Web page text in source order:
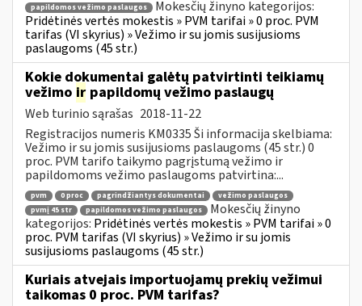
papildomos vežimo paslaugos
Mokesčių žinyno kategorijos:
Pridėtinės vertės mokestis » PVM tarifai » 0 proc. PVM
tarifas (VI skyrius) » Vežimo ir su jomis susijusioms
paslaugoms (45 str.)
Kokie dokumentai galėtų patvirtinti teikiamų
vežimo ir papildomų vežimo paslaugų
Web turinio sąrašas 2018-11-22
Registracijos numeris KM0335 Ši informacija skelbiama:
Vežimo ir su jomis susijusioms paslaugoms (45 str.) 0
proc. PVM tarifo taikymo pagrįstumą vežimo ir
papildomoms vežimo paslaugoms patvirtina:...
pvm 0 proc pagrindžiantys dokumentai
vežimo paslaugos
pvmį 45 str
papildomos vežimo paslaugos
Mokesčių žinyno
kategorijos: Pridėtinės vertės mokestis » PVM tarifai » 0
proc. PVM tarifas (VI skyrius) » Vežimo ir su jomis
susijusioms paslaugoms (45 str.)
Kuriais atvejais importuojamų prekių vežimui
taikomas 0 proc. PVM tarifas?